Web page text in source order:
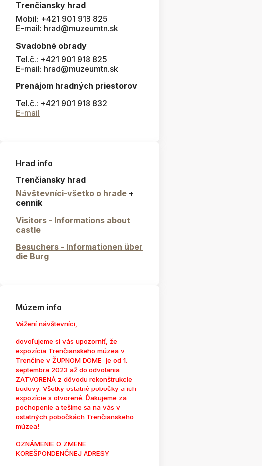
Trenčiansky hrad
Mobil: +421 901 918 825
E-mail: hrad@muzeumtn.sk
Svadobné obrady
Tel.č.: +421 901 918 825
E-mail: hrad@muzeumtn.sk
Prenájom hradných priestorov
Tel.č.: +421 901 918 832
E-mail
Hrad info
Trenčiansky hrad
Návštevníci-všetko o hrade +
cennik
Visitors - Informations about
castle
Besuchers - Informationen über
die Burg
Múzem info
Vážení návštevníci,
dovoľujeme si vás upozorniť, že
expozícia Trenčianskeho múzea v
Trenčíne v ŽUPNOM DOME je od 1.
septembra 2023 až do odvolania
ZATVORENÁ z dôvodu rekonštrukcie
budovy. Všetky ostatné pobočky a ich
expozície s otvorené. Ďakujeme za
pochopenie a tešíme sa na vás v
ostatných pobočkách Trenčianskeho
múzea!
OZNÁMENIE O ZMENE
KOREŠPONDENČNEJ ADRESY